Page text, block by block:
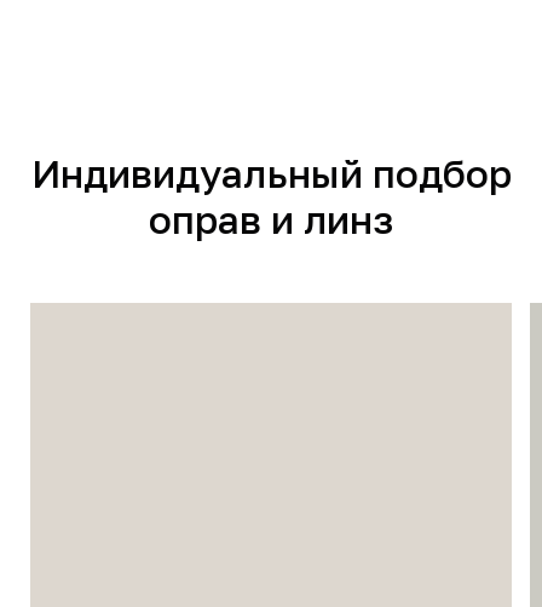
Индивидуальный подбор
оправ и линз